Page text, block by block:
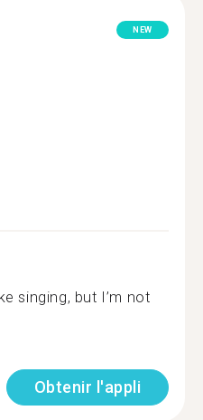
NEW
singing, but I’m not
Obtenir l'appli